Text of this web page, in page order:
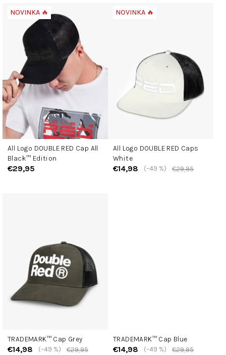
V
ý
p
r
o
d
u
k
t
o
v
NOVINKA 🔥
All Logo DOUBLE RED Cap All
Black™ Edition
€29,95
NOVINKA 🔥
All Logo DOUBLE RED Caps
White
€14,98 €29,95
(–49 %)
TRADEMARK™ Cap Grey
€14,98 €29,95
(–49 %)
TRADEMARK™ Cap Blue
€14,98 €29,95
(–49 %)